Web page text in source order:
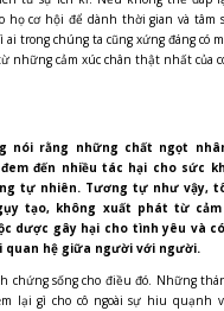
họ cơ hội để dành thời gian và tâm
ai trong chúng ta cũng xứng đáng có
những cảm xúc chân thật nhất của
nói rằng những chất ngọt
đến nhiều tác hại cho sức
tự nhiên. Tương tự như vậy,
tạo, không xuất phát từ cảm
dược gây hại cho tình yêu và
quan hệ giữa người với người.
chứng sống cho điều đó. Những
lại gì cho cô ngoài sự hiu quạnh